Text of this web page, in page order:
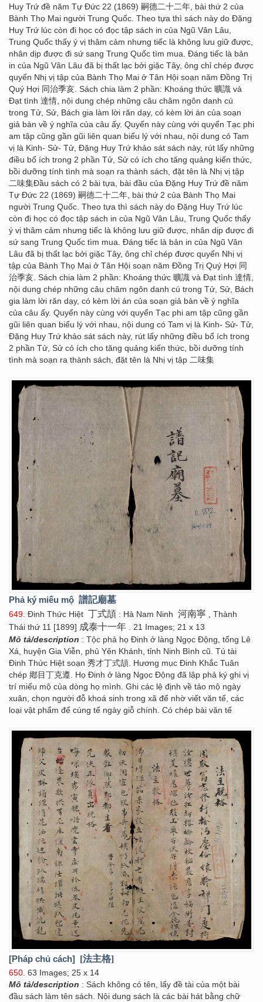
Huy Trứ đề năm Tự Đức 22 (1869) 嗣德二十二年, bài thứ 2 của
Bành Thọ Mai người Trung Quốc. Theo tựa thì sách này do Đặng
Huy Trứ lúc còn đi học có đọc tập sách in của Ngũ Vân Lâu,
Trung Quốc thấy ý vị thâm cảm nhưng tiếc là không lưu giữ được,
nhân dịp được đi sứ sang Trung Quốc tìm mua. Đáng tiếc là bản
in của Ngũ Vân Lâu đã bị thất lạc bởi giặc Tây, ông chỉ chép được
quyển Nhị vị tập của Bành Thọ Mai ở Tân Hội soạn năm Đồng Trị
Quý Hợi 同治季亥. Sách chia làm 2 phần: Khoáng thức 曠識 và
Đạt tình 達情, nội dung chép những câu châm ngôn danh cú
trong Tử, Sử, Bách gia làm lời răn dạy, có kèm lời án của soạn
giả bàn về ý nghĩa của câu ấy. Quyển này cùng với quyển Tạc phi
am tập cũng gần gũi liên quan biểu lý với nhau, nội dung có Tam
vị là Kinh- Sử- Tử, Đặng Huy Trứ khảo sát sách này, rút lấy những
điều bổ ích trong 2 phần Tử, Sử có ích cho tăng quảng kiến thức,
bồi dưỡng tính tình mà soạn ra thành sách, đặt tên là Nhị vị tập
二味集Đầu sách có 2 bài tựa, bài đầu của Đặng Huy Trứ đề năm
Tự Đức 22 (1869) 嗣德二十二年, bài thứ 2 của Bành Thọ Mai
người Trung Quốc. Theo tựa thì sách này do Đặng Huy Trứ lúc
còn đi học có đọc tập sách in của Ngũ Vân Lâu, Trung Quốc thấy
ý vị thâm cảm nhưng tiếc là không lưu giữ được, nhân dịp được đi
sứ sang Trung Quốc tìm mua. Đáng tiếc là bản in của Ngũ Vân
Lâu đã bị thất lạc bởi giặc Tây, ông chỉ chép được quyển Nhị vị
tập của Bành Thọ Mai ở Tân Hội soạn năm Đồng Trị Quý Hợi 同
治季亥. Sách chia làm 2 phần: Khoáng thức 曠識 và Đạt tình 達情,
nội dung chép những câu châm ngôn danh cú trong Tử, Sử, Bách
gia làm lời răn dạy, có kèm lời án của soạn giả bàn về ý nghĩa
của câu ấy. Quyển này cùng với quyển Tạc phi am tập cũng gần
gũi liên quan biểu lý với nhau, nội dung có Tam vị là Kinh- Sử- Tử,
Đặng Huy Trứ khảo sát sách này, rút lấy những điều bổ ích trong
2 phần Tử, Sử có ích cho tăng quảng kiến thức, bồi dưỡng tính
tình mà soạn ra thành sách, đặt tên là Nhị vị tập 二味集
Phả ký miếu mộ 譜記廟墓
649. Đinh Thức Hiệt 丁式頡 : Hà Nam Ninh 河南寧 , Thành
Thái thứ 11 [1899] 成泰十一年 . 21 Images; 21 x 13
Mô tả/description : Tộc phả họ Đinh ở làng Ngọc Động, tổng Lê
Xá, huyện Gia Viễn, phủ Yên Khánh, tỉnh Ninh Bình cũ. Tú tài
Đinh Thức Hiệt soạn 秀才丁式頡. Hương mục Đinh Khắc Tuân
chép 鄕目丁克遵. Họ Đinh ở làng Ngọc Động đã lập phả ký ghi vị
trí miếu mộ của dòng họ mình. Ghi các lệ định về tảo mộ ngày
xuân, chọn người đỗ khoá sinh trong xã để nhờ viết văn tế, các
loại vật phẩm để cúng tế ngày giỗ chính. Có chép bài văn tế
[Pháp chủ cách] [法主格]
650. 63 Images; 25 x 14
Mô tả/description : Sách không có tên, lấy đề tài của một bài
đầu sách làm tên sách. Nội dung sách là các bài hát bằng chữ